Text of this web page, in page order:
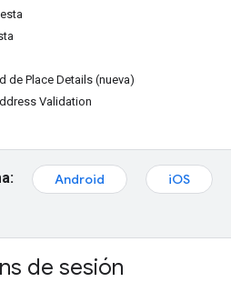
de Place Details (nueva)
Validation
Android
iOS
de sesión